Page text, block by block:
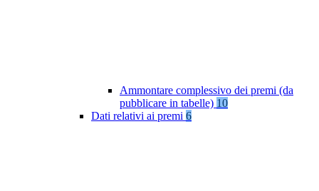
Ammontare complessivo dei premi (da
pubblicare in tabelle) 10
Dati relativi ai premi 6